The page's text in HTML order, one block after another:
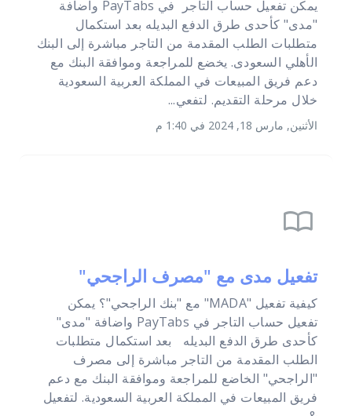
يمكن تفعيل حساب التاجر في PayTabs واضافة
"مدى" كأحدى طرق الدفع البديله بعد استكمال
متطلبات الطلب المقدمة من التاجر مباشرة إلى البنك
الأهلي السعودى. يخضع للمراجعة وموافقة البنك مع
دعم فريق المبيعات في المملكة العربية السعودية
خلال مرحلة التقديم. لتفعي...
الأثنين, مارس 18, 2024 في 1:40 م
import_contacts
تفعيل مدى مع "مصرف الراجحي"
كيفية تفعيل "MADA" مع "بنك الراجحي"؟ يمكن
تفعيل حساب التاجر في PayTabs واضافة "مدى"
كأحدى طرق الدفع البديله بعد استكمال متطلبات
الطلب المقدمة من التاجر مباشرة إلى مصرف
"الراجحي" الخاضع للمراجعة وموافقة البنك مع دعم
فريق المبيعات في المملكة العربية السعودية. لتفعيل